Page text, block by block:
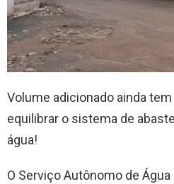
Volume adicionado ainda
equilibrar o sistema de
água!
O Serviço Autônomo de